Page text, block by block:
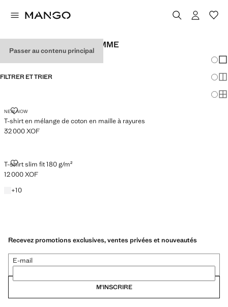
Passer au contenu principal
T-SHIRTS SLIM POUR HOMME
FILTRER ET TRIER
NEW NOW
T-shirt en mélange de coton en maille à rayures
T-SHIRT EN MÉLANGE DE COTON EN MAILLE À RAYURES
Prix actuel [32 000 XOF ]
32 000 XOF
T-shirt slim fit 180 g/m²
T-SHIRT SLIM FIT 180 G/M²
Prix actuel [12 000 XOF ]
12 000 XOF
Blanc
+10
+10 couleurs
Recevez promotions exclusives, ventes privées et nouveautés
E-mail
M’INSCRIRE